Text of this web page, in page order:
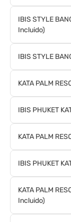
IBIS STYLE
Incluido)
IBIS STYLE
KATA PALM
IBIS PHUKET
KATA PALM
IBIS PHUKET
KATA PALM
Incluido)